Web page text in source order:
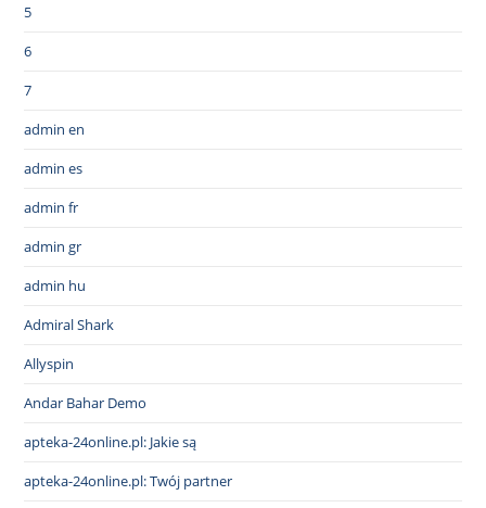
5
6
7
admin en
admin es
admin fr
admin gr
admin hu
Admiral Shark
Allyspin
Andar Bahar Demo
apteka-24online.pl: Jakie są
apteka-24online.pl: Twój partner